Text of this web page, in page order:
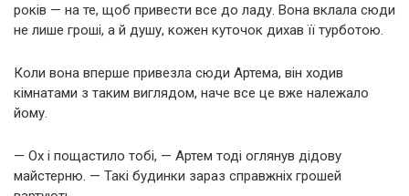
років — на те, щоб привести все до ладу. Вона вклала сюди
не лише гроші, а й душу, кожен куточок дихав її турботою.
Коли вона вперше привезла сюди Артема, він ходив
кімнатами з таким виглядом, наче все це вже належало
йому.
— Ох і пощастило тобі, — Артем тоді оглянув дідову
майстерню. — Такі будинки зараз справжніх грошей